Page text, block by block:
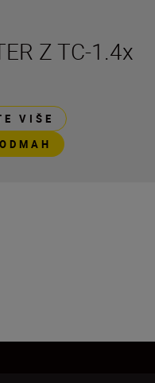
Z TC-1.4x
VIŠE